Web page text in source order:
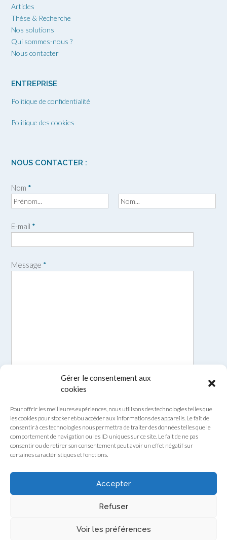
Gérer le consentement aux
cookies
Pour offrir les meilleures expériences, nous utilisons des technologies telles que
les cookies pour stocker et/ou accéder aux informations des appareils. Le fait de
consentir à ces technologies nous permettra de traiter des données telles que le
comportement de navigation ou les ID uniques sur ce site. Le fait de ne pas
consentir ou de retirer son consentement peut avoir un effet négatif sur
certaines caractéristiques et fonctions.
Accepter
Refuser
Voir les préférences
Articles
Thèse & Recherche
Nos solutions
Qui sommes-nous ?
Nous contacter
ENTREPRISE
Politique de confidentialité
Politique des cookies
NOUS CONTACTER :
Nom *
é
o
E-mail *
Message *
Theme by Out the Box